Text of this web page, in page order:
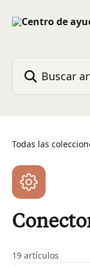
Todas las
19 artículos